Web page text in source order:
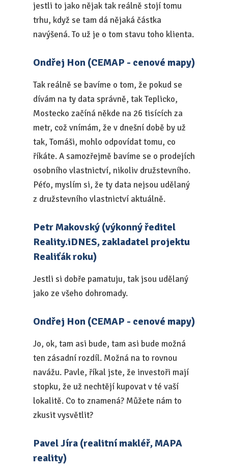
jestli to jako nějak tak reálně stojí tomu
trhu, když se tam dá nějaká částka
navýšená. To už je o tom stavu toho klienta.
Ondřej Hon (CEMAP - cenové mapy)
Tak reálně se bavíme o tom, že pokud se
dívám na ty data správně, tak Teplicko,
Mostecko začíná někde na 26 tisících za
metr, což vnímám, že v dnešní době by už
tak, Tomáši, mohlo odpovídat tomu, co
říkáte. A samozřejmě bavíme se o prodejích
osobního vlastnictví, nikoliv družstevního.
Péťo, myslím si, že ty data nejsou udělaný
z družstevního vlastnictví aktuálně.
Petr Makovský (výkonný ředitel
Reality.iDNES, zakladatel projektu
Realiťák roku)
Jestli si dobře pamatuju, tak jsou udělaný
jako ze všeho dohromady.
Ondřej Hon (CEMAP - cenové mapy)
Jo, ok, tam asi bude, tam asi bude možná
ten zásadní rozdíl. Možná na to rovnou
navážu. Pavle, říkal jste, že investoři mají
stopku, že už nechtějí kupovat v té vaší
lokalitě. Co to znamená? Můžete nám to
zkusit vysvětlit?
Pavel Jíra (realitní makléř, MAPA
reality)